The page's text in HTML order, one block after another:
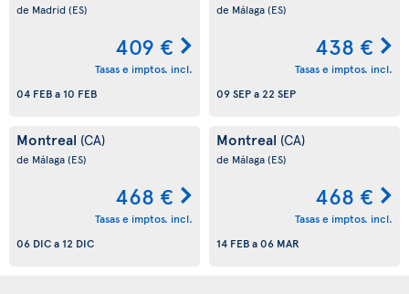
de Madrid(ES)
409 €
Tasas e imptos. incl.
04 FEBa 10 FEB
de Málaga(ES)
438 €
Tasas e imptos. incl.
09 SEPa22 SEP
Montreal (CA)
de Málaga(ES)
468 €
Tasas e imptos. incl.
06 DICa 12 DIC
Montreal (CA)
de Málaga(ES)
468 €
Tasas e imptos. incl.
14 FEBa06 MAR